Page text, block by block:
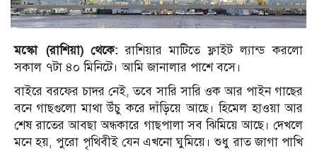
মস্কো (রাশিয়া) থেকে:রাশিয়ার মাটিতে ফ্লাইট ল্যান্ড করলো
সকাল ৭টা ৪০ মিনিটে। আমি জানালার পাশে বসে।
বাইরে বরফের চাদর নেই, তবে সারি সারি ওক আর পাইন গাছের
বনে গাছগুলো মাথা উঁচু করে দাঁড়িয়ে আছে। হিমেল হাওয়া আর
শেষ রাতের আবছা অন্ধকারে গাছপালা সব ঝিমিয়ে আছে। দেখলে
মনে হয়, পুরো পৃথিবীই যেন এখনো ঘুমিয়ে। শুধু রাত জাগা পাখি